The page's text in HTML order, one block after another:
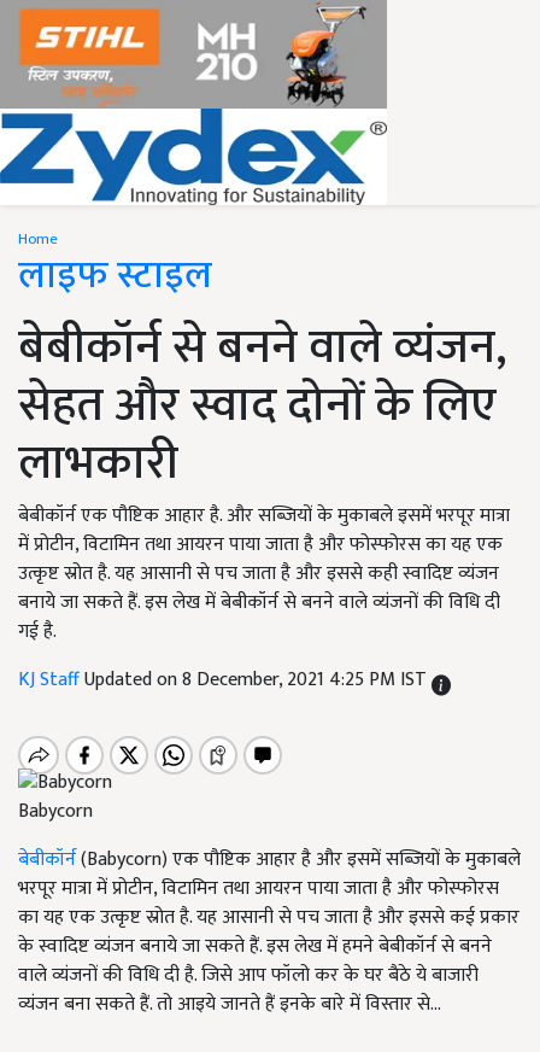
Home
लाइफ स्टाइल
बेबीकॉर्न से बनने वाले व्यंजन,
सेहत और स्वाद दोनों के लिए
लाभकारी
बेबीकॉर्न एक पौष्टिक आहार है. और सब्जियों के मुकाबले इसमें भरपूर मात्रा
में प्रोटीन, विटामिन तथा आयरन पाया जाता है और फोस्फोरस का यह एक
उत्कृष्ट स्रोत है. यह आसानी से पच जाता है और इससे कही स्वादिष्ट व्यंजन
बनाये जा सकते हैं. इस लेख में बेबीकॉर्न से बनने वाले व्यंजनों की विधि दी
गई है.
KJ StaffUpdated on 8 December, 2021 4:25 PM IST
Babycorn
बेबीकॉर्न(Babycorn) एक पौष्टिक आहार है और इसमें सब्जियों के मुकाबले
भरपूर मात्रा में प्रोटीन, विटामिन तथा आयरन पाया जाता है और फोस्फोरस
का यह एक उत्कृष्ट स्रोत है. यह आसानी से पच जाता है और इससे कई प्रकार
के स्वादिष्ट व्यंजन बनाये जा सकते हैं. इस लेख में हमने बेबीकॉर्न से बनने
वाले व्यंजनों की विधि दी है. जिसे आप फॉलो कर के घर बैठे ये बाजारी
व्यंजन बना सकते हैं. तो आइये जानते हैं इनके बारे में विस्तार से...